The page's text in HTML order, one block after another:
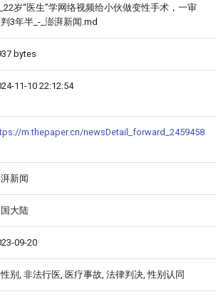
岁“医生”学网络视频给小伙做变性手术，一审
3年半_-_澎湃新闻.md
bytes
11-10 22:12:54
m.thepaper.cn/newsDetail_forward_2459458
新闻
大陆
09-20
别, 非法行医, 医疗事故, 法律判决, 性别认同